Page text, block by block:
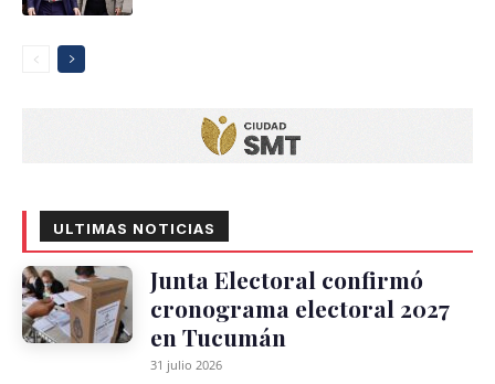
ULTIMAS NOTICIAS
Junta Electoral confirmó
cronograma electoral 2027
en Tucumán
31 julio 2026